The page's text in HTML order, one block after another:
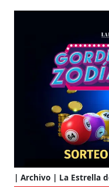
Archivo | La Estrella